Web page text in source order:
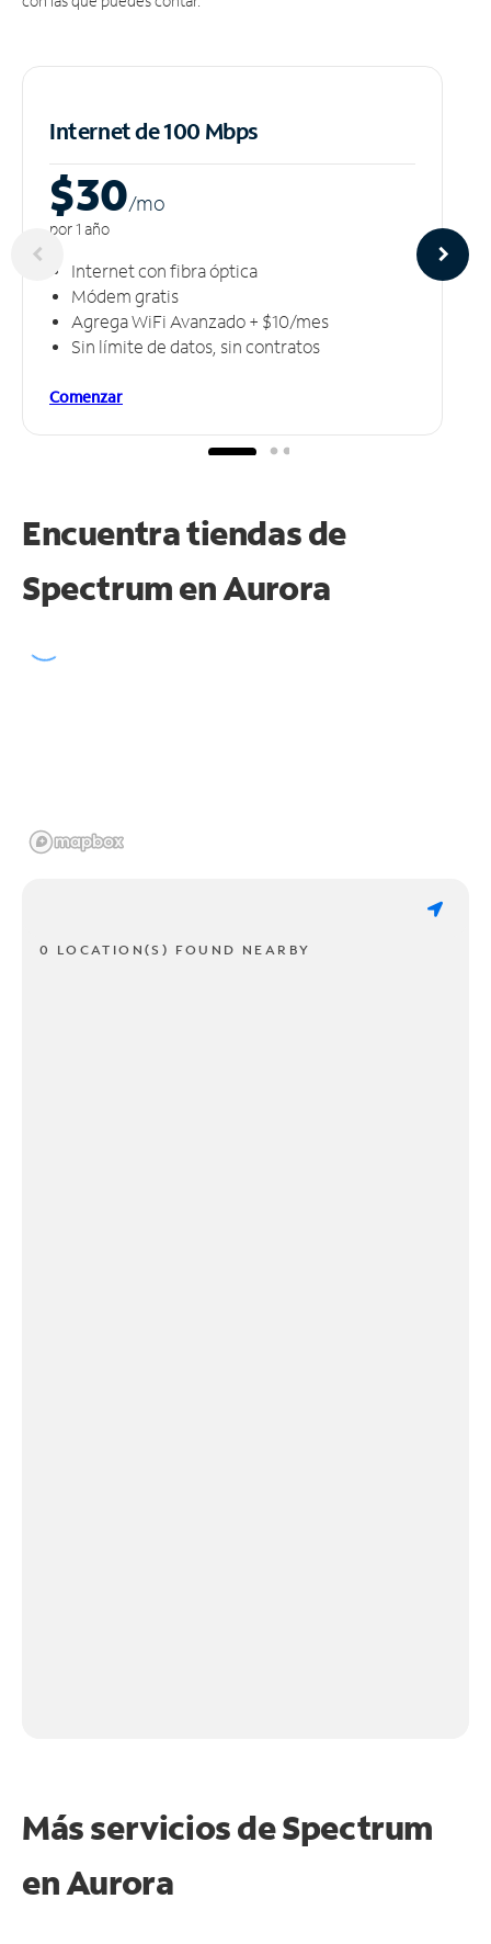
Internet de 100 Mbps
$30/mo
por 1 año
Internet con fibra óptica
Módem gratis
Agrega WiFi Avanzado + $10/mes
Sin límite de datos, sin contratos
Comenzar
Encuentra tiendas de
Spectrum enAurora
0 LOCATION(S) FOUND NEARBY
Más servicios de Spectrum
enAurora